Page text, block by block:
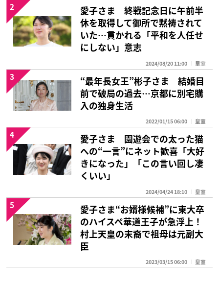
愛子さま 終戦記念日に午前半
休を取得して御所で黙祷されて
いた…貫かれる「平和を人任せ
にしない」意志
2024/08/20 11:00 皇室
2
“最年長女王”彬子さま 結婚目
前で破局の過去…京都に別宅購
入の独身生活
2022/01/15 06:00 皇室
3
愛子さま 園遊会での太った猫
への“一言”にネット歓喜「大好
きになった」「この言い回し凄
くいい」
2024/04/24 18:10 皇室
4
愛子さま“お婿様候補”に東大卒
のハイスペ華道王子が急浮上！
村上天皇の末裔で祖母は元副大
臣
2023/03/15 06:00 皇室
5